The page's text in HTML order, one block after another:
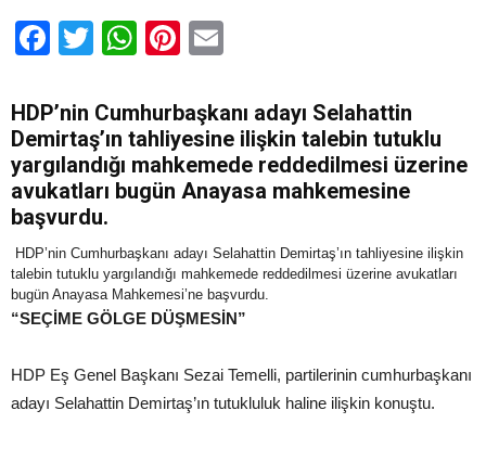
için Facebook
TwitterWhatsApp
Pinterest
HDP’nin Cumhurbaşkanı adayı Selahattin
Demirtaş’ın tahliyesine ilişkin talebin tutuklu
yargılandığı mahkemede reddedilmesi üzerine
avukatları bugün Anayasa mahkemesine
başvurdu.
HDP’nin Cumhurbaşkanı adayı Selahattin Demirtaş’ın tahliyesine ilişkin
talebin tutuklu yargılandığı mahkemede reddedilmesi üzerine avukatları
bugün Anayasa Mahkemesi’ne başvurdu.
“SEÇİME GÖLGE DÜŞMESİN”
HDP Eş Genel Başkanı Sezai Temelli, partilerinin cumhurbaşkanı
adayı Selahattin Demirtaş’ın tutukluluk haline ilişkin konuştu.